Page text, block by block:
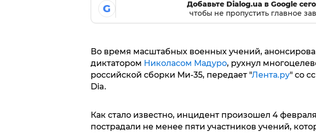
G
Добавьте Dialog.ua в Google
чтобы не пропустить главное
Во время масштабных военных учений,
диктатором Николасом Мадуро, рухнул
российской сборки Ми-35, передает "Лента.ру" со
Dia.
Как стало известно, инцидент произошел 4
пострадали не менее пяти участников учений,